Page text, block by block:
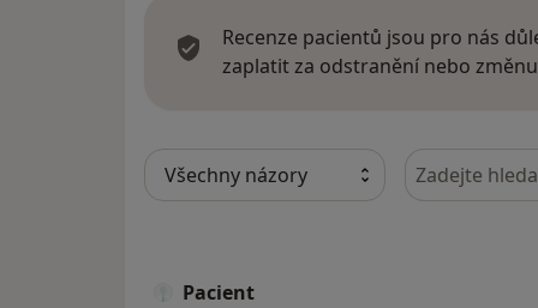
Recenze pacientů jsou pro nás
zaplatit za odstranění nebo
Hledejte v
Pacient